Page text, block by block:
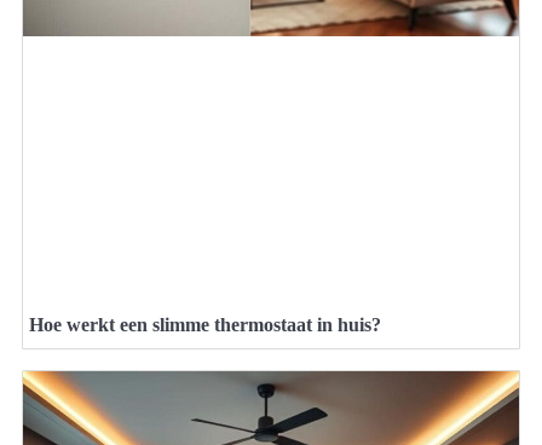
Hoe werkt een slimme thermostaat in huis?